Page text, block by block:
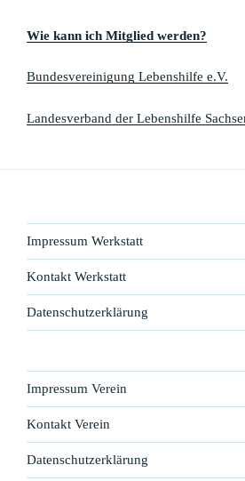
Wie kann ich Mitglied werden?
Bundesvereinigung Lebenshilfe e.V.
Landesverband der Lebenshilfe
Impressum Werkstatt
Kontakt Werkstatt
Datenschutzerklärung
Impressum Verein
Kontakt Verein
Datenschutzerklärung